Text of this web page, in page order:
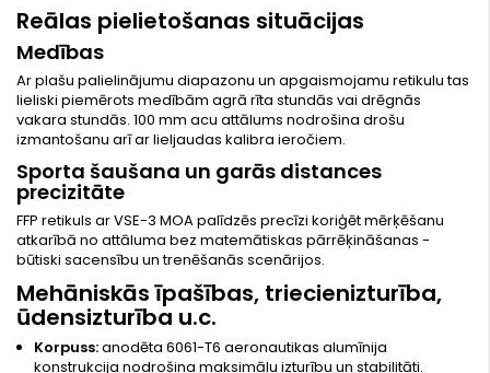
Reālas pielietošanas situācijas
Medības
Ar plašu palielinājumu diapazonu un apgaismojamu retikulu tas
lieliski piemērots medībām agrā rīta stundās vai drēgnās
vakara stundās. 100 mm acu attālums nodrošina drošu
izmantošanu arī ar lieljaudas kalibra ieročiem.
Sporta šaušana un garās distances
precizitāte
FFP retikuls ar VSE-3 MOA palīdzēs precīzi koriģēt mērķēšanu
atkarībā no attāluma bez matemātiskas pārrēķināšanas -
būtiski sacensību un trenēšanās scenārijos.
Mehāniskās īpašības, triecienizturība,
ūdensizturība u.c.
Korpuss:anodēta 6061-T6 aeronautikas alumīnija
konstrukcija nodrošina maksimālu izturību un stabilitāti.